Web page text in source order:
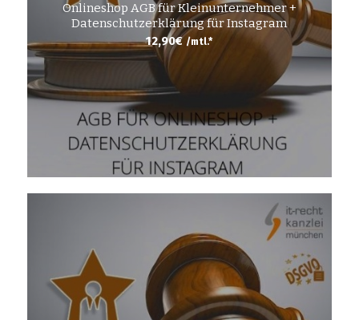
Onlineshop AGB für Kleinunternehmer +
Datenschutzerklärung für Instagram
12,90€ /mtl.*